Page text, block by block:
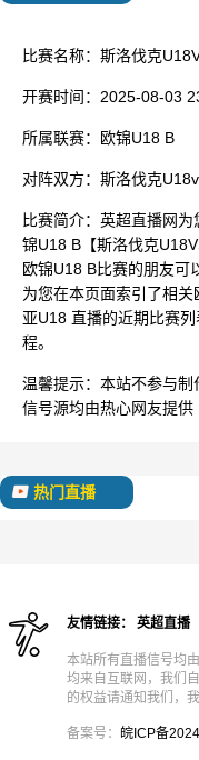
比赛名称： 斯洛伐克
开赛时间： 2025-08-03
所属联赛： 欧锦U18 B
对阵双方： 斯洛伐克
比赛简介： 英超直播网
锦U18 B【斯洛伐克
欧锦U18 B比赛的朋友可
为您在本页面索引了相
亚U18 直播的近期比赛
程。
温馨提示： 本站不参与制
信号源均由热心网友提供
热门直播
友情链接： 英超直播
本站所有直播信号均
均来自互联网，我们
的权益请通知我们，
备案号： 皖ICP备